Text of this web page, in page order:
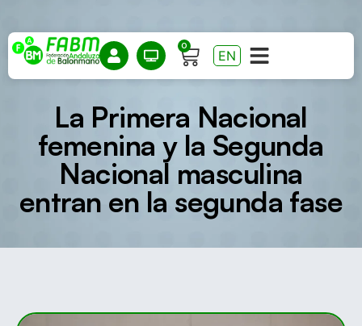
0
EN
La Primera Nacional
femenina y la Segunda
Nacional masculina
entran en la segunda fase